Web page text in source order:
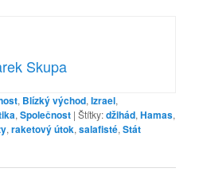
Skupa
, Blízký východ,Izrael,
,Společnost |Štítky:džihád,Hamas,
,raketový útok,salafisté,Stát